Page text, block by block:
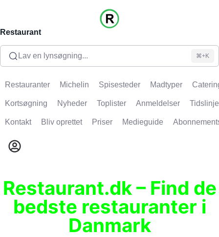
Restaurant
Lav en lynsøgning... ⌘+K
Restauranter Michelin Spisesteder Madtyper
Kortsøgning Nyheder Toplister Anmeldelser Tidslinje
Kontakt Bliv oprettet Priser Medieguide
Restaurant.dk – Find de
bedste restauranter i
Danmark